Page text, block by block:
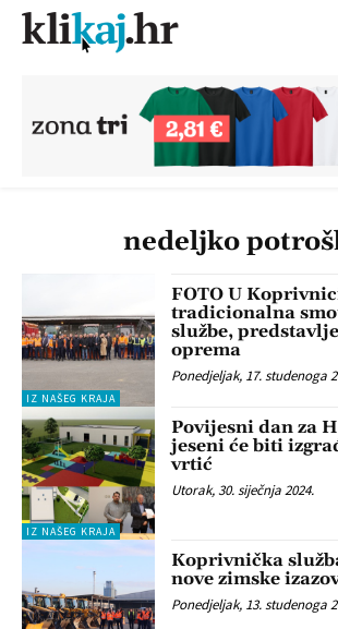
nedeljko
IZ NAŠEG KRAJA
FOTO U
tradicionalna
službe,
oprema
Ponedjeljak, 17. studenoga
IZ NAŠEG KRAJA
Povijesni dan za
jeseni će biti
vrtić
Utorak, 30. siječnja 2024.
Koprivnička
nove zimske
Ponedjeljak, 13. studenoga